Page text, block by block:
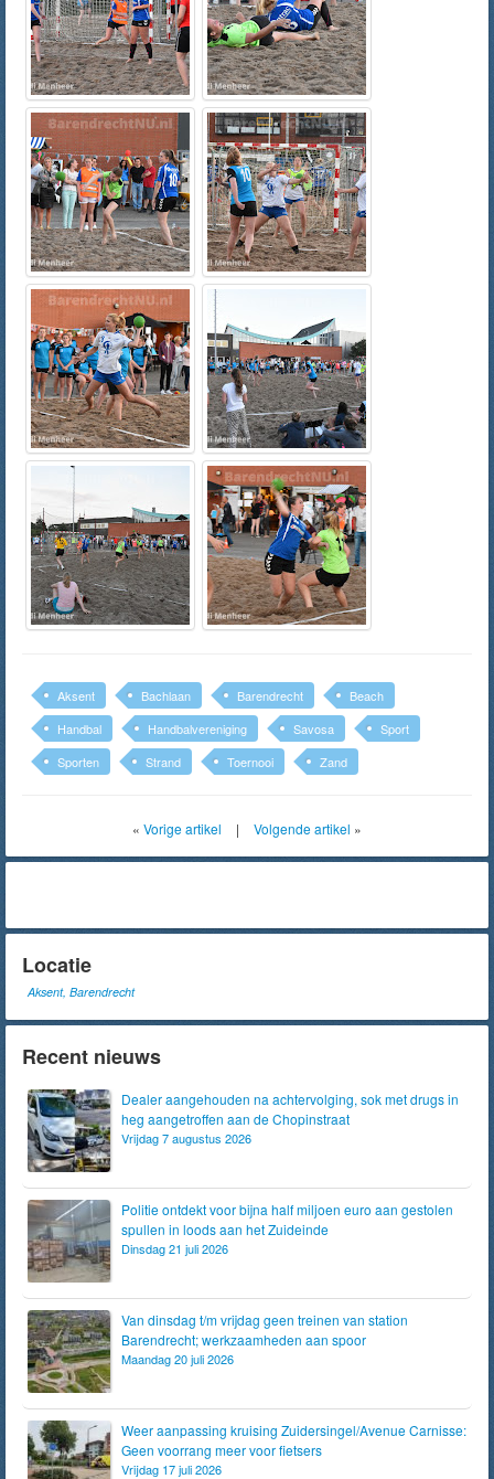
Aksent Bachlaan Barendrecht
Beach
Handbal
Handbalvereniging Savosa
Sport
Sporten
Strand Toernooi Zand
« Vorige artikel | Volgende artikel »
Locatie
Aksent, Barendrecht
Recent nieuws
Dealer aangehouden na achtervolging, sok met drugs in
heg aangetroffen aan de Chopinstraat
Vrijdag 7 augustus 2026
Politie ontdekt voor bijna half miljoen euro aan gestolen
spullen in loods aan het Zuideinde
Dinsdag 21 juli 2026
Van dinsdag t/m vrijdag geen treinen van station
Barendrecht; werkzaamheden aan spoor
Maandag 20 juli 2026
Weer aanpassing kruising Zuidersingel/Avenue Carnisse:
Geen voorrang meer voor fietsers
Vrijdag 17 juli 2026